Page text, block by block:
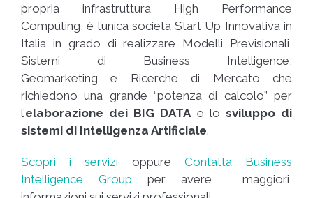
propria infrastruttura High Performance
Computing, è l’unica società Start Up Innovativa in
Italia in grado di realizzare Modelli Previsionali,
Sistemi di Business Intelligence,
Geomarketing e Ricerche di Mercato che
richiedono una grande “potenza di calcolo” per
l’elaborazione dei BIG DATAe lo sviluppo di
sistemi di Intelligenza Artificiale.
Scopri i servizi oppure Contatta Business
Intelligence Group per avere maggiori